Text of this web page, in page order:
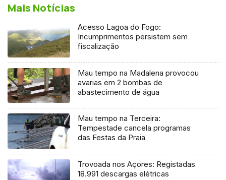
Mais Notícias
Acesso Lagoa do Fogo:
Incumprimentos persistem sem
fiscalização
Mau tempo na Madalena provocou
avarias em 2 bombas de
abastecimento de água
Mau tempo na Terceira:
Tempestade cancela programas
das Festas da Praia
Trovoada nos Açores: Registadas
18.991 descargas elétricas